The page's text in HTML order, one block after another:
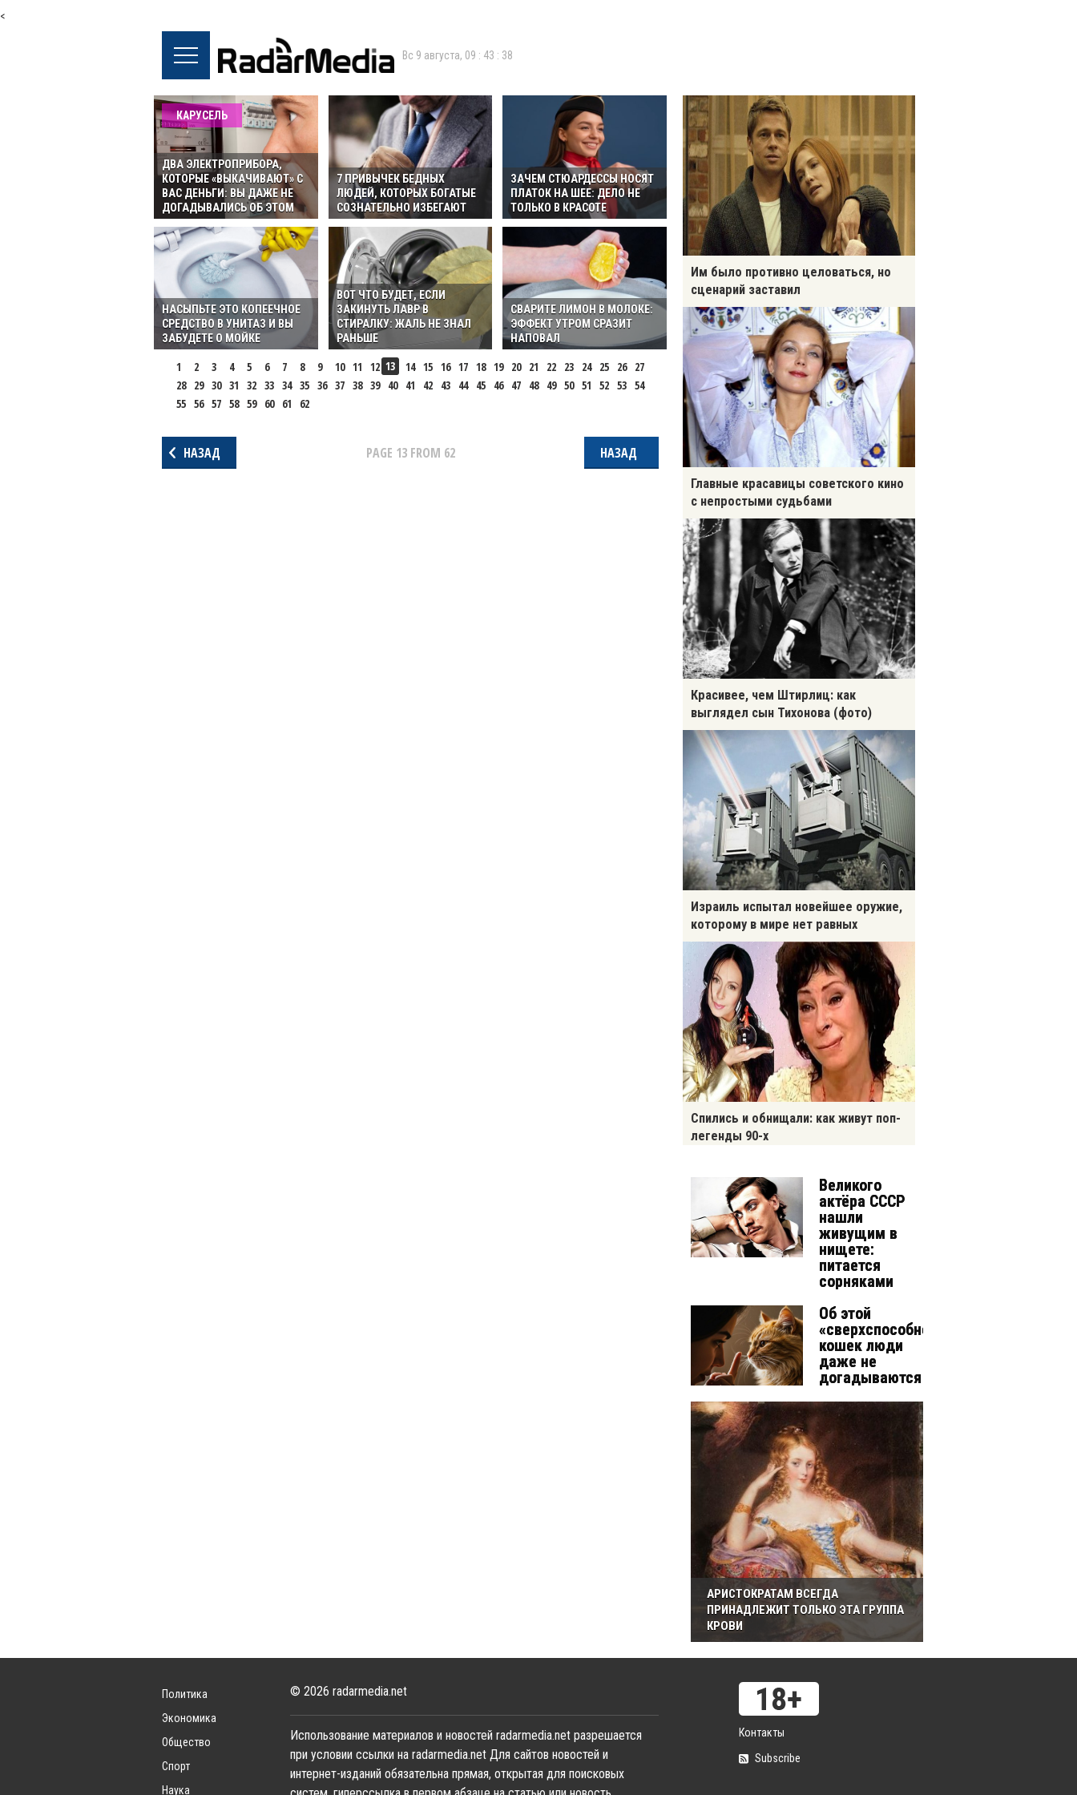
<
Вс 9 августа, 09 : 43 : 39
КАРУСЕЛЬ
ДВА ЭЛЕКТРОПРИБОРА,
КОТОРЫЕ «ВЫКАЧИВАЮТ» С
ВАС ДЕНЬГИ: ВЫ ДАЖЕ НЕ
ДОГАДЫВАЛИСЬ ОБ ЭТОМ
7 ПРИВЫЧЕК БЕДНЫХ
ЛЮДЕЙ, КОТОРЫХ БОГАТЫЕ
СОЗНАТЕЛЬНО ИЗБЕГАЮТ
ЗАЧЕМ СТЮАРДЕССЫ НОСЯТ
ПЛАТОК НА ШЕЕ: ДЕЛО НЕ
ТОЛЬКО В КРАСОТЕ
НАСЫПЬТЕ ЭТО КОПЕЕЧНОЕ
СРЕДСТВО В УНИТАЗ И ВЫ
ЗАБУДЕТЕ О МОЙКЕ
ВОТ ЧТО БУДЕТ, ЕСЛИ
ЗАКИНУТЬ ЛАВР В
СТИРАЛКУ: ЖАЛЬ НЕ ЗНАЛ
РАНЬШЕ
СВАРИТЕ ЛИМОН В МОЛОКЕ:
ЭФФЕКТ УТРОМ СРАЗИТ
НАПОВАЛ
1 2 3 4 5 6 7 8 9 10 11 12 13 14 15 16 17 18 19 20 21 22 23 24 25 26 27
28 29 30 31 32 33 34 35 36 37 38 39 40 41 42 43 44 45 46 47 48 49 50 51 52 53 54
55 56 57 58 59 60 61 62
НАЗАД PAGE 13FROM 62 НАЗАД
Им было противно целоваться, но
сценарий заставил
Главные красавицы советского кино
с непростыми судьбами
Красивее, чем Штирлиц: как
выглядел сын Тихонова (фото)
Израиль испытал новейшее оружие,
которому в мире нет равных
Спились и обнищали: как живут поп-
легенды 90-х
Великого
актёра СССР
нашли
живущим в
нищете:
питается
сорняками
Об этой
«сверхспособности»
кошек люди
даже не
догадываются
АРИСТОКРАТАМ ВСЕГДА
ПРИНАДЛЕЖИТ ТОЛЬКО ЭТА ГРУППА
КРОВИ
Политика
Экономика
Общество
Спорт
Наука
© 2026 radarmedia.net
Использование материалов и новостей radarmedia.net разрешается
при условии ссылки на radarmedia.net Для сайтов новостей и
интернет-изданий обязательна прямая, открытая для поисковых
Контакты
Subscribe